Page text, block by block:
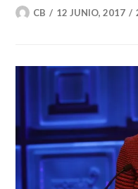
CB 12 JUNIO, 2017